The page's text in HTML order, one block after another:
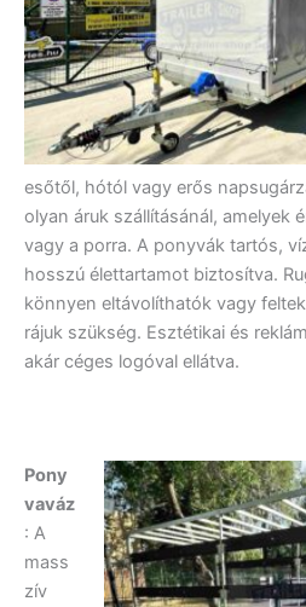
esőtől, hótól vagy erős
olyan áruk szállításánál, amelyek
vagy a porra. A ponyvák tartós,
hosszú élettartamot biztosítva.
könnyen eltávolíthatók vagy
rájuk szükség. Esztétikai és
akár céges logóval ellátva.
Pony
vaváz
: A
mass
zív